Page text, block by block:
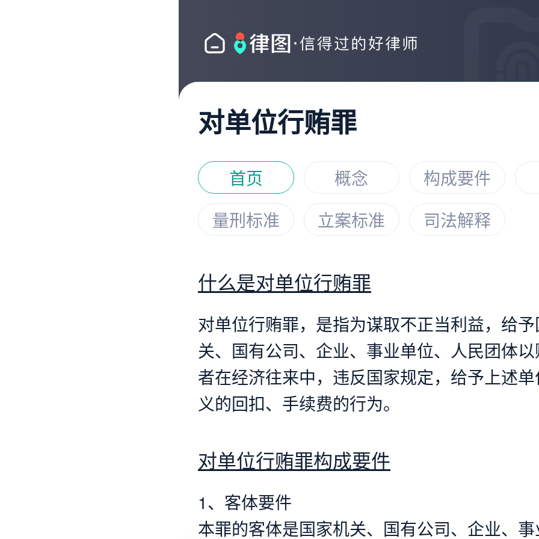
对单位行贿罪
首页 概念
构成要件
量刑标准
立案标准 司法解释
什么是对单位行贿罪
对单位行贿罪，是指为谋取不正当利益，给
关、国有公司、企业、事业单位、人民团体
者在经济往来中，违反国家规定，给予上述
义的回扣、手续费的行为。
对单位行贿罪构成要件
1、客体要件
本罪的客体是国家机关、国有公司、企业、